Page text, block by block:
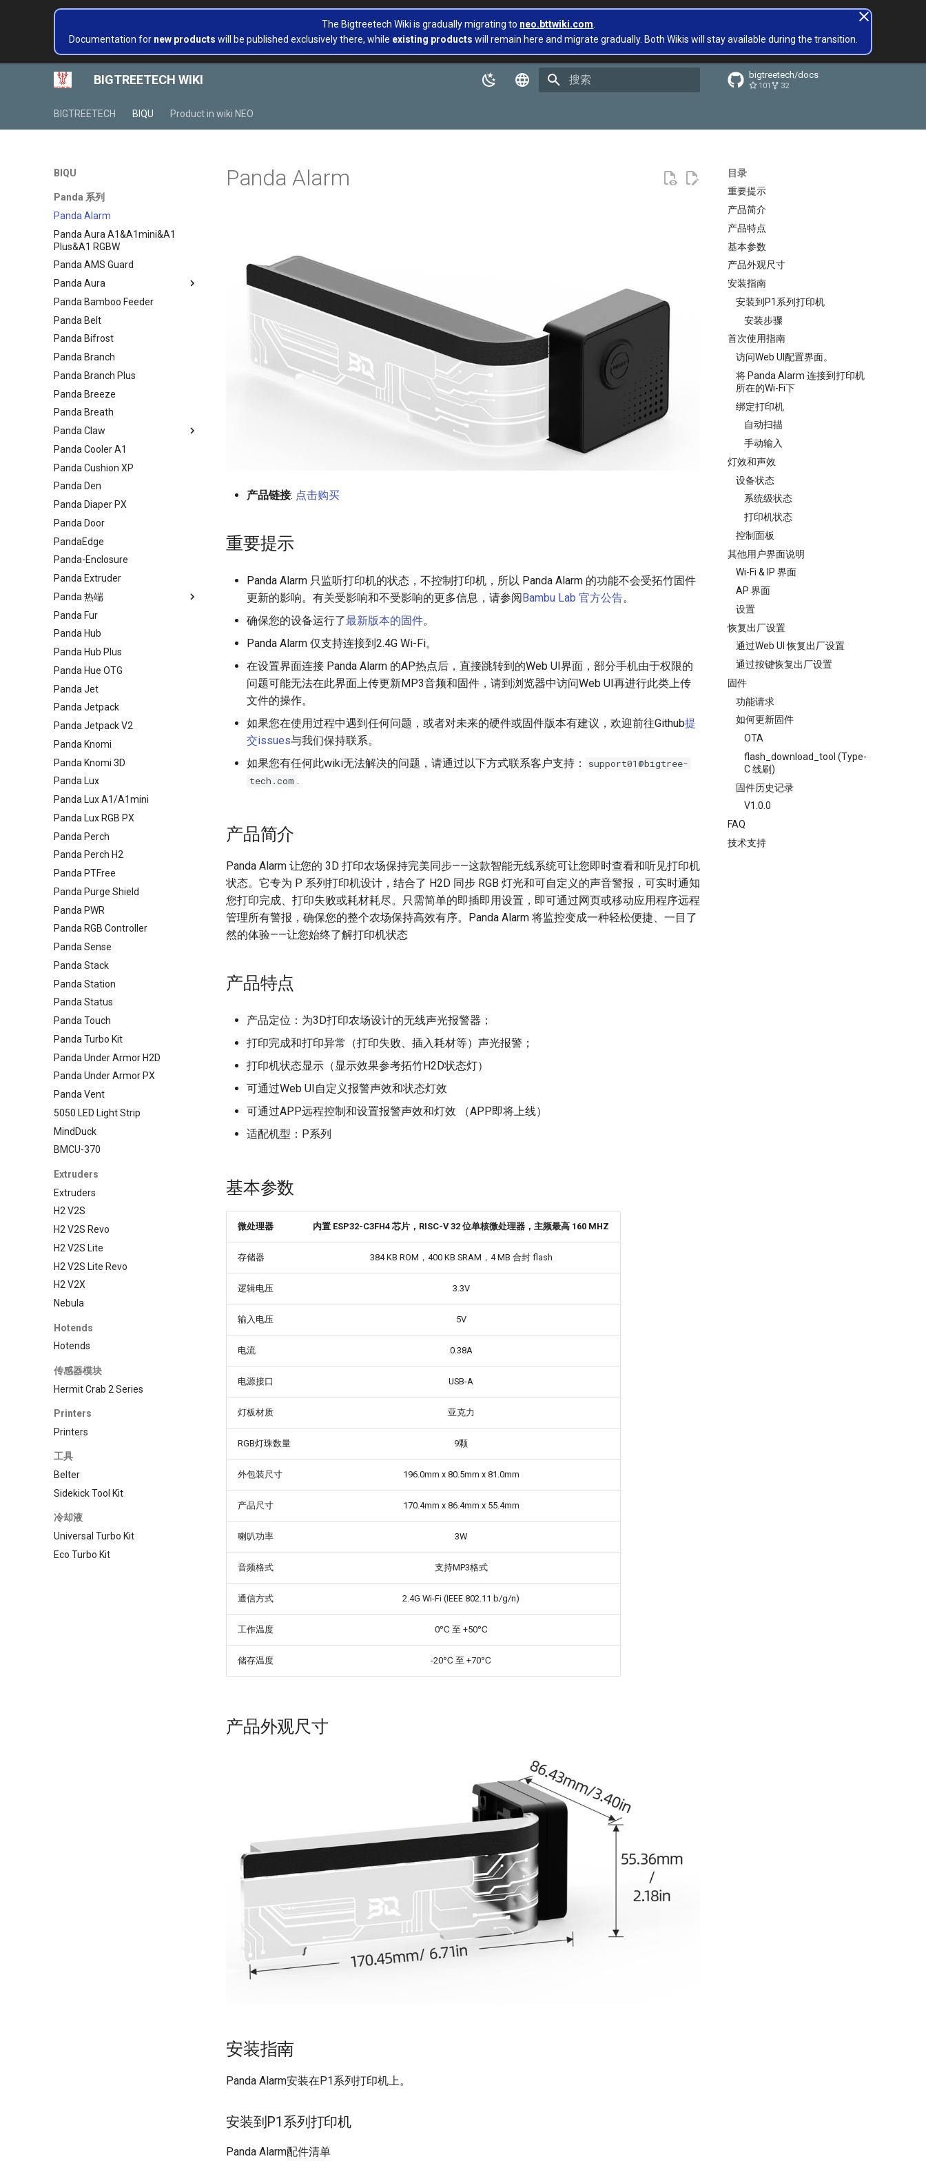
The Bigtreetech Wiki is gradually migrating to neo.bttwiki.com
Documentation for new products will be published exclusively there, while existing products will remain here and migrate gradually. Both Wikis will stay available during the transition.
BIGTREETECH WIKI bigtreetech/docs
101 32
BIGTREETECH BIQU Product in wiki NEO
BIQU
Panda 系列
Panda Alarm
Panda Aura A1&A1mini&A1
Plus&A1 RGBW
Panda AMS Guard
Panda Aura
Panda Aura A1&A1mini
Panda Bamboo Feeder
Panda Belt
Panda Bifrost
Panda Branch
Panda Branch Plus
Panda Breeze
Panda Breath
Panda Claw
A1/Mini
P1/X1
Panda Cooler A1
Panda Cushion XP
Panda Den
Panda Diaper PX
Panda Door
PandaEdge
Panda-Enclosure
Panda Extruder
Panda 热端
Panda Flow/CHT
X1
Panda Flow X1
P1
Panda Flow P1
Panda Revo
X1
Panda Revo X1 Hotend
P1
Panda Revo P1 Hotend
Panda Fur
Panda Hub
Panda Hub Plus
Panda Hue OTG
Panda Jet
Panda Jetpack
Panda Jetpack V2
Panda Knomi
Panda Knomi 3D
Panda Lux
Panda Lux A1/A1mini
Panda Lux RGB PX
Panda Perch
Panda Perch H2
Panda PTFree
Panda Purge Shield
Panda PWR
Panda RGB Controller
Panda Sense
Panda Stack
Panda Station
Panda Status
Panda Touch
Panda Turbo Kit
Panda Under Armor H2D
Panda Under Armor PX
Panda Vent
5050 LED Light Strip
MindDuck
BMCU-370
Extruders
Extruders
H2 V2S
H2 V2S Revo
H2 V2S Lite
H2 V2S Lite Revo
H2 V2X
Nebula
Hotends
Hotends
传感器模块
Hermit Crab 2 Series
Printers
Printers
工具
Belter
Sidekick Tool Kit
冷却液
Universal Turbo Kit
Eco Turbo Kit
目录
重要提示
产品简介
产品特点
基本参数
产品外观尺寸
安装指南
安装到P1系列打印机
安装步骤
首次使用指南
访问Web UI配置界面。
将 Panda Alarm 连接到打印机
所在的Wi-Fi下
绑定打印机
自动扫描
手动输入
灯效和声效
设备状态
系统级状态
打印机状态
控制面板
其他用户界面说明
Wi-Fi & IP 界面
AP 界面
设置
恢复出厂设置
通过Web UI 恢复出厂设置
通过按键恢复出厂设置
固件
功能请求
如何更新固件
OTA
flash_download_tool (Type-
C 线刷)
固件历史记录
V1.0.0
FAQ
技术支持
Panda Alarm
产品链接: 点击购买
重要提示
Panda Alarm 只监听打印机的状态，不控制打印机，所以 Panda Alarm 的功能不会受拓竹固件
更新的影响。有关受影响和不受影响的更多信息，请参阅 Bambu Lab 官方公告。
确保您的设备运行了最新版本的固件。
Panda Alarm 仅支持连接到2.4G Wi-Fi。
在设置界面连接 Panda Alarm 的AP热点后，直接跳转到的Web UI界面，部分手机由于权限的
问题可能无法在此界面上传更新MP3音频和固件，请到浏览器中访问Web UI再进行此类上传
文件的操作。
如果您在使用过程中遇到任何问题，或者对未来的硬件或固件版本有建议，欢迎前往Github提
交issues与我们保持联系。
如果您有任何此wiki无法解决的问题，请通过以下方式联系客户支持：
support01@bigtree-
tech.com .
产品简介
Panda Alarm 让您的 3D 打印农场保持完美同步——这款智能无线系统可让您即时查看和听见打印机
状态。它专为 P 系列打印机设计，结合了 H2D 同步 RGB 灯光和可自定义的声音警报，可实时通知
您打印完成、打印失败或耗材耗尽。只需简单的即插即用设置，即可通过网页或移动应用程序远程
管理所有警报，确保您的整个农场保持高效有序。Panda Alarm 将监控变成一种轻松便捷、一目了
然的体验——让您始终了解打印机状态
产品特点
产品定位：为3D打印农场设计的无线声光报警器；
打印完成和打印异常（打印失败、插入耗材等）声光报警；
打印机状态显示（显示效果参考拓竹H2D状态灯）
可通过Web UI自定义报警声效和状态灯效
可通过APP远程控制和设置报警声效和灯效 （APP即将上线）
适配机型：P系列
基本参数
微处理器 内置 ESP32-C3FH4 芯片，RISC-V 32 位单核微处理器，主频最高 160 MHZ
存储器 384 KB ROM，400 KB SRAM，4 MB 合封 flash
逻辑电压 3.3V
输入电压 5V
电流 0.38A
电源接口 USB-A
灯板材质 亚克力
RGB灯珠数量 9颗
外包装尺寸 196.0mm x 80.5mm x 81.0mm
产品尺寸 170.4mm x 86.4mm x 55.4mm
喇叭功率 3W
音频格式 支持MP3格式
通信方式 2.4G Wi-Fi (IEEE 802.11 b/g/n)
工作温度 0℃ 至 +50℃
储存温度 -20℃ 至 +70℃
产品外观尺寸
安装指南
Panda Alarm安装在P1系列打印机上。
安装到P1系列打印机
Panda Alarm配件清单